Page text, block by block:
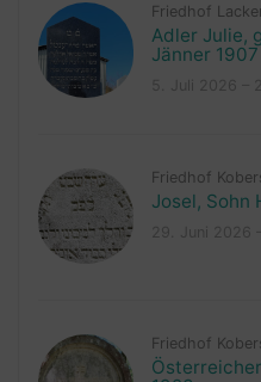
Friedhof
Adler Julie,
Jänner 1907
Friedhof
Josel, Sohn
Friedhof